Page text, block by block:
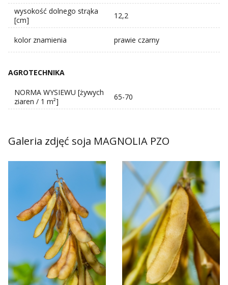
wysokość dolnego strąka
[cm]
12,2
kolor znamienia prawie czarny
AGROTECHNIKA
NORMA WYSIEWU [żywych
ziaren / 1 m²]
65-70
Galeria zdjęć soja MAGNOLIA PZO